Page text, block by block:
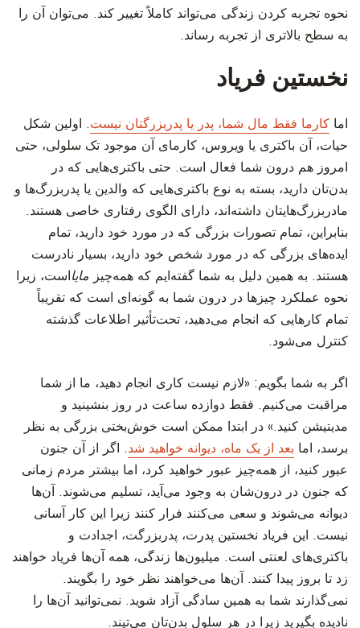
نحوه تجربه کردن زندگی می‌تواند کاملاً تغییر کند. می‌توان آن را
به سطح بالاتری از تجربه رساند.
نخستین فریاد
اما کارما فقط مال شما، پدر یا پدربزرگتان نیست. اولین شکل
حیات، آن باکتری یا ویروس، کارمای آن موجود تک سلولی، حتی
امروز هم درون شما فعال است. حتی باکتری‌هایی که در
بد‌ن‌تان دارید، بسته به نوع باکتری‌هایی که والدین یا پدربزرگ‌ها و
مادربزرگ‌هایتان داشته‌اند، دارای الگوی رفتاری خاصی هستند.
بنابراین، تمام تصورات بزرگی که در مورد خود دارید، تمام
ایده‌های بزرگی که در مورد شخص خود دارید، بسیار نادرست
هستند. به همین دلیل به شما گفته‌ایم که همه‌چیز مایا است، زیرا
نحوه عملکرد چیزها در درون شما به گونه‌ای است که تقریباً
تمام کارهایی که انجام می‌دهید، تحت‌تأثیر اطلاعات گذشته
کنترل می‌شود.
اگر به شما بگویم: «لازم نیست کاری انجام دهید، ما از شما
مراقبت می‌کنیم. فقط دوازده ساعت در روز بنشینید و
مدیتیشن کنید.» در ابتدا ممکن است خوش‌بختی بزرگی به نظر
برسد، اما بعد از یک ماه، دیوانه خواهید شد. اگر از آن جنون
عبور کنید، از همه‌چیز عبور خواهید کرد، اما بیشتر مردم زمانی
که جنون در درون‌شان به وجود می‌آید، تسلیم می‌شوند. آن‌ها
دیوانه می‌شوند و سعی می‌کنند فرار کنند زیرا این کار آسانی
نیست. این فریاد نخستین پدرت، پدربزرگت، اجدادت و
باکتری‌های لعنتی است. میلیون‌ها زندگی، همه آن‌ها فریاد خواهند
زد تا بروز پیدا کنند. آن‌‌ها می‌خواهند نظر خود را بگویند.
نمی‌گذارند شما به همین سادگی آزاد شوید. نمی‌توانید آن‌ها را
نادیده بگیرید زیرا در هر سلول بدن‌تان می‌تپند.